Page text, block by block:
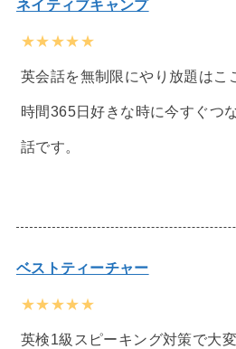
ネイティブキャンプ
★★★★★
英会話を無制限にやり放題はこ
時間365日好きな時に今すぐつ
話です。
ベストティーチャー
★★★★★
英検1級スピーキング対策で大